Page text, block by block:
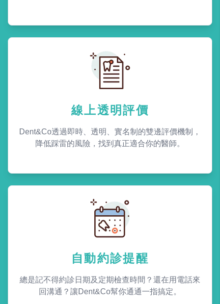
線上透明評價
Dent&Co透過即時、透明、實名制的雙邊評價機制，
降低踩雷的風險，找到真正適合你的醫師。
自動約診提醒
總是記不得約診日期及定期檢查時間？還在用電話來
回溝通？讓Dent&Co幫你通通一指搞定。